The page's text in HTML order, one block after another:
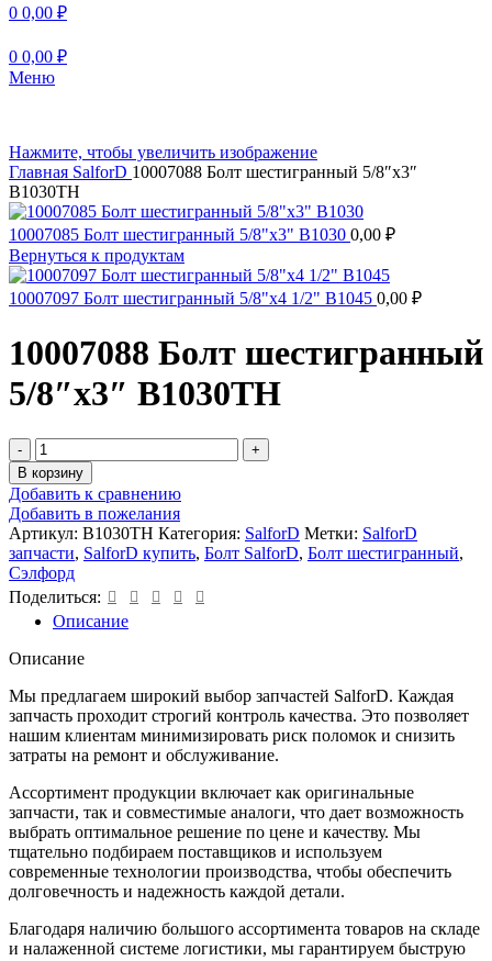
0 0,00 ₽
0 0,00 ₽
Меню
Нажмите, чтобы увеличить изображение
Главная SalforD 10007088 Болт шестигранный 5/8″х3″
B1030ТH
10007085 Болт шестигранный 5/8"х3" B1030 0,00 ₽
Вернуться к продуктам
10007097 Болт шестигранный 5/8"х4 1/2" B1045 0,00 ₽
10007088 Болт шестигранный
5/8″х3″ B1030ТH
Количество
товара
10007088
Болт
шестигранный
5/8"х3"
B1030ТH
В корзину
Добавить к сравнению
Добавить в пожелания
Артикул: B1030ТH Категория: SalforD Метки: SalforD
запчасти, SalforD купить, Болт SalforD, Болт шестигранный,
Сэлфорд
Поделиться:
Описание
Описание
Мы предлагаем широкий выбор запчастей SalforD. Каждая
запчасть проходит строгий контроль качества. Это позволяет
нашим клиентам минимизировать риск поломок и снизить
затраты на ремонт и обслуживание.
Ассортимент продукции включает как оригинальные
запчасти, так и совместимые аналоги, что дает возможность
выбрать оптимальное решение по цене и качеству. Мы
тщательно подбираем поставщиков и используем
современные технологии производства, чтобы обеспечить
долговечность и надежность каждой детали.
Благодаря наличию большого ассортимента товаров на складе
и налаженной системе логистики, мы гарантируем быструю